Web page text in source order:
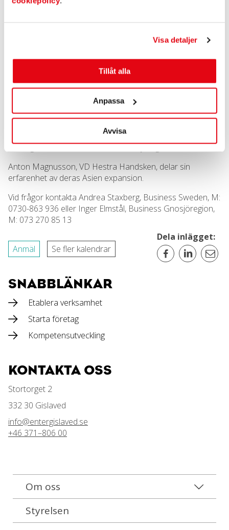
Visa detaljer
Tillåt alla
Anpassa
Avvisa
Interaktiv föreläsning av Andrea Staxbergoch Johan
Lennefalk från Business Sweden Asia-Pacific.
Pacific baserad i Singapore och Johan är Trade & Invest
Commissioner i Filippinerna.
Introduktion avNiclas Hiljemark, Näringslivschef Gislaved
och lnger Elmstål, VD Business Gnosjöregion AB.
Anton Magnusson, VD Hestra Handsken, delar sin
erfarenhet av deras Asien expansion.
Vid frågor kontakta Andrea Staxberg, Business Sweden, M:
0730-863 936 eller Inger Elmstål, Business Gnosjöregion,
M: 073 270 85 13
Anmäl Se fler kalendrar
Dela inlägget:
SNABBLÄNKAR
Etablera verksamhet
Starta företag
Kompetensutveckling
KONTAKTA OSS
Stortorget 2
332 30 Gislaved
info@entergislaved.se
+46 371–806 00
Om oss
Styrelsen